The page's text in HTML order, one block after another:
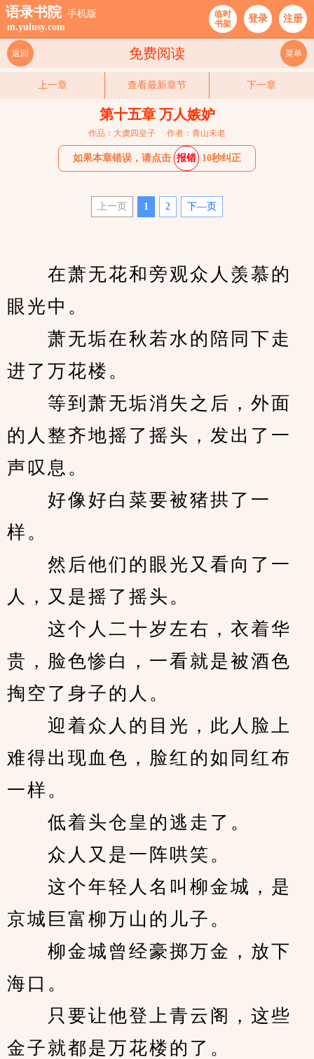
语录书院 手机版
m.yulusy.com
临时
书架
登录 注册
免费阅读
返回 菜单
上一章 查看最新章节 下一章
第十五章 万人嫉妒
作品：大虞四皇子 作者：青山未老
如果本章错误，请点击 报错 10秒纠正
上一页 1 2 下—页
在萧无花和旁观众人羡慕的
眼光中。
萧无垢在秋若水的陪同下走
进了万花楼。
等到萧无垢消失之后，外面
的人整齐地摇了摇头，发出了一
声叹息。
好像好白菜要被猪拱了一
样。
然后他们的眼光又看向了一
人，又是摇了摇头。
这个人二十岁左右，衣着华
贵，脸色惨白，一看就是被酒色
掏空了身子的人。
迎着众人的目光，此人脸上
难得出现血色，脸红的如同红布
一样。
低着头仓皇的逃走了。
众人又是一阵哄笑。
这个年轻人名叫柳金城，是
京城巨富柳万山的儿子。
柳金城曾经豪掷万金，放下
海口。
只要让他登上青云阁，这些
金子就都是万花楼的了。